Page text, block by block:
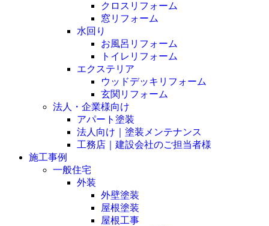
クロスリフォーム
窓リフォーム
水回り
お風呂リフォーム
トイレリフォーム
エクステリア
ウッドデッキリフォーム
玄関リフォーム
法人・企業様向け
アパート塗装
法人向け｜塗装メンテナンス
工務店｜建設会社のご担当者様
施工事例
一般住宅
外装
外壁塗装
屋根塗装
屋根工事